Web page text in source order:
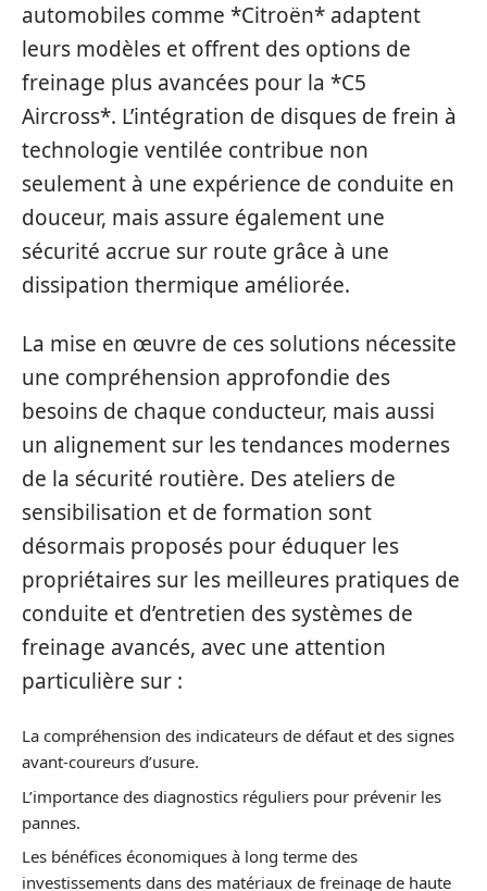
automobiles comme *Citroën* adaptent
leurs modèles et offrent des options de
freinage plus avancées pour la *C5
Aircross*. L’intégration de disques de frein à
technologie ventilée contribue non
seulement à une expérience de conduite en
douceur, mais assure également une
sécurité accrue sur route grâce à une
dissipation thermique améliorée.
La mise en œuvre de ces solutions nécessite
une compréhension approfondie des
besoins de chaque conducteur, mais aussi
un alignement sur les tendances modernes
de la sécurité routière. Des ateliers de
sensibilisation et de formation sont
désormais proposés pour éduquer les
propriétaires sur les meilleures pratiques de
conduite et d’entretien des systèmes de
freinage avancés, avec une attention
particulière sur :
La compréhension des indicateurs de défaut et des signes
avant-coureurs d’usure.
L’importance des diagnostics réguliers pour prévenir les
pannes.
Les bénéfices économiques à long terme des
investissements dans des matériaux de freinage de haute